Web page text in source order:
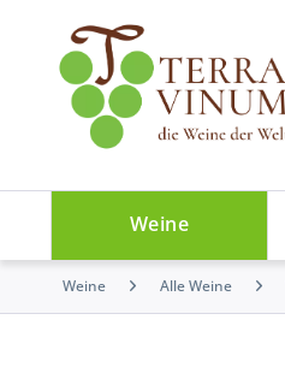
Weine
Weine Alle Weine